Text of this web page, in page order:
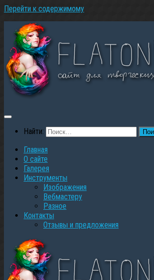
Перейти к содержимому
Найти:
Главная
О сайте
Галерея
Инструменты
Изображения
Вебмастеру
Разное
Контакты
Oтзывы и предложения